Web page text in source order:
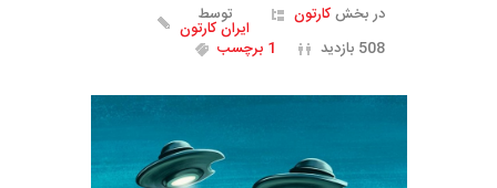
در بخشکارتون توسط
ایران کارتون
508 بازدید
1 برچسب